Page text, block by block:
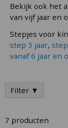
Bekijk ook het
van vijf jaar en
Stepjes voor
step 3 jaar,
vanaf 6 jaar en
7 producten
Filter ▼